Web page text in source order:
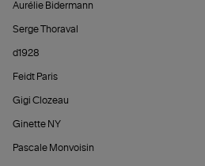
Aurélie Bidermann
Serge Thoraval
d1928
Feidt Paris
Gigi Clozeau
Ginette NY
Pascale Monvoisin